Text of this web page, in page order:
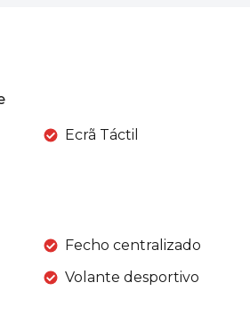
Ecrã Táctil
Fecho centralizado
Volante desportivo